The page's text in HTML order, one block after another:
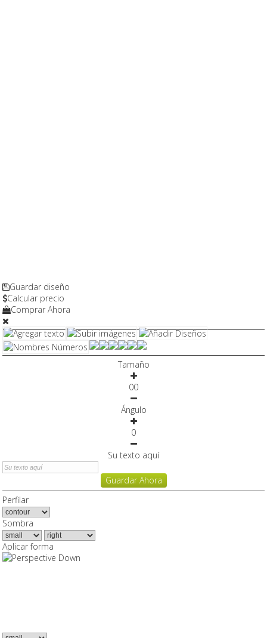
Guardar diseño
Calcular precio
Comprar Ahora
Tamaño
00
Ángulo
0
Su texto aquí
Guardar Ahora
Perfilar
Sombra
Aplicar forma